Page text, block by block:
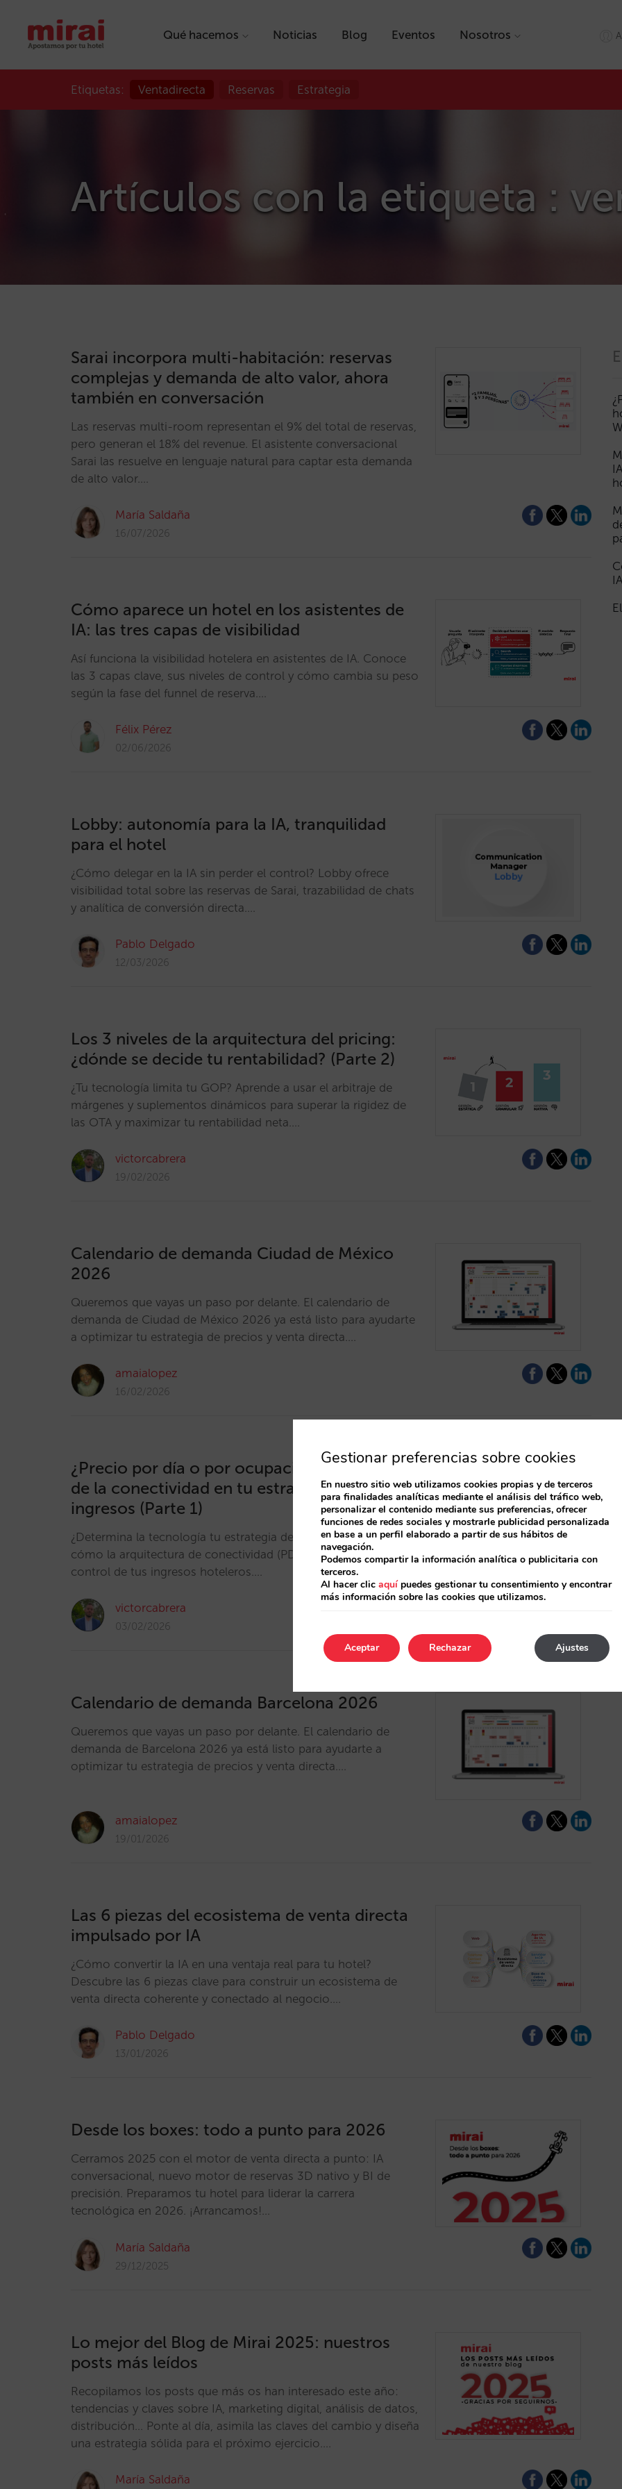
Qué hacemos Noticias Blog Eventos Nosotros
Etiquetas: Ventadirecta Reservas Estrategia
Artículos con la etiqueta :
Sarai incorpora multi-habitación: reservas
complejas y demanda de alto valor, ahora
también en conversación
Las reservas multi-room representan el 9% del total de reservas,
pero generan el 18% del revenue. El asistente conversacional
Sarai las resuelve en lenguaje natural para captar esta demanda
de alto valor.…
María Saldaña
16/07/2026
Cómo aparece un hotel en los asistentes de
IA: las tres capas de visibilidad
Así funciona la visibilidad hotelera en asistentes de IA. Conoce
las 3 capas clave, sus niveles de control y cómo cambia su peso
según la fase del funnel de reserva.…
Félix Pérez
02/06/2026
Lobby: autonomía para la IA, tranquilidad
para el hotel
¿Cómo delegar en la IA sin perder el control? Lobby ofrece
visibilidad total sobre las reservas de Sarai, trazabilidad de chats
y analítica de conversión directa.…
Pablo Delgado
12/03/2026
Los 3 niveles de la arquitectura del pricing:
¿dónde se decide tu rentabilidad? (Parte 2)
¿Tu tecnología limita tu GOP? Aprende a usar el arbitraje de
márgenes y suplementos dinámicos para superar la rigidez de
las OTA y maximizar tu rentabilidad neta.…
victorcabrera
19/02/2026
Calendario de demanda Ciudad de México
2026
Queremos que vayas un paso por delante. El calendario de
demanda de Ciudad de México 2026 ya está listo para ayudarte
a optimizar tu estrategia de precios y venta directa.…
amaialopez
16/02/2026
¿Precio por día o por ocupación? El impacto
de la conectividad en tu estrategia de
ingresos (Parte 1)
¿Determina la tecnología tu estrategia de precios? Analizamos
cómo la arquitectura de conectividad (PDP vs. OBP) influye en el
control de tus ingresos hoteleros.…
victorcabrera
03/02/2026
Calendario de demanda Barcelona 2026
Queremos que vayas un paso por delante. El calendario de
demanda de Barcelona 2026 ya está listo para ayudarte a
optimizar tu estrategia de precios y venta directa.…
amaialopez
19/01/2026
Las 6 piezas del ecosistema de venta directa
impulsado por IA
¿Cómo convertir la IA en una ventaja real para tu hotel?
Descubre las 6 piezas clave para construir un ecosistema de
venta directa coherente y conectado al negocio.…
Pablo Delgado
13/01/2026
Desde los boxes: todo a punto para 2026
Cerramos 2025 con el motor de venta directa a punto: IA
conversacional, nuevo motor de reservas 3D nativo y BI de
precisión. Preparamos tu hotel para liderar la carrera
tecnológica en 2026. ¡Arrancamos!…
María Saldaña
29/12/2025
Lo mejor del Blog de Mirai 2025: nuestros
posts más leídos
Recopilamos los posts que más os han interesado este año:
tendencias y claves sobre IA, marketing digital, análisis de datos,
distribución… Ponte al día, asimila las claves del cambio y diseña
una estrategia sólida para el próximo ejercicio.…
María Saldaña
Gestionar preferencias sobre cookies
En nuestro sitio web utilizamos cookies propias y de terceros
para finalidades analíticas mediante el análisis del tráfico web,
personalizar el contenido mediante sus preferencias, ofrecer
funciones de redes sociales y mostrarle publicidad personalizada
en base a un perfil elaborado a partir de sus hábitos de
navegación.
Podemos compartir la información analítica o publicitaria con
terceros.
Al hacer clic aquípuedes gestionar tu consentimiento y encontrar
más información sobre las cookies que utilizamos.
Aceptar Ajustes
Rechazar